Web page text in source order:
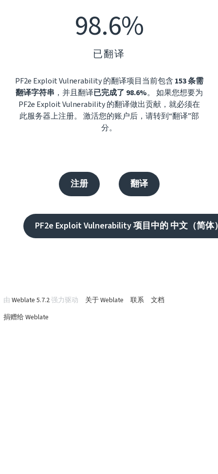
98.6%
已翻译
PF2e Exploit Vulnerability 的翻译项目当前包含 153 条需
翻译字符串 ，并且翻译已完成了 98.6%。 如果您想要为
PF2e Exploit Vulnerability 的翻译做出贡献，就必须在
此服务器上注册。 激活您的账户后，请转到“翻译”部
分。
注册 翻译
PF2e Exploit Vulnerability 项目中的 中文（简体
由 Weblate 5.7.2 强力驱动 关于 Weblate 联系
文档
捐赠给 Weblate